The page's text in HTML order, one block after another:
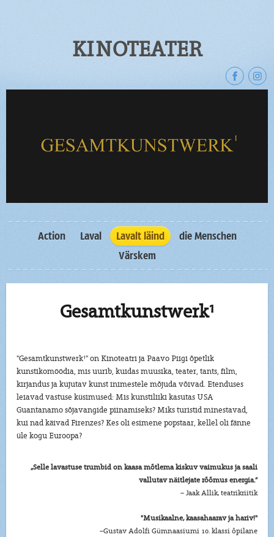
KINOTEATER
Action Laval Lavalt läind
die Menschen
Värskem
Gesamtkunstwerk¹
"Gesamtkunstwerk¹" on Kinoteatri ja Paavo Piigi õpetlik
kunstikomöödia, mis uurib, kuidas muusika, teater, tants, film,
kirjandus ja kujutav kunst inimestele mõjuda võivad. Etenduses
leiavad vastuse küsimused: Mis kunstiliiki kasutas USA
Guantanamo sõjavangide piinamiseks? Miks turistid minestavad,
kui nad käivad Firenzes? Kes oli esimene popstaar, kellel oli fänne
üle kogu Euroopa?
„Selle lavastuse trumbid on kaasa mõtlema kiskuv vaimukus ja saali
vallutav näitlejate rõõmus energia.”
– Jaak Allik, teatrikriitik
"Musikaalne, kaasahaarav ja hariv!"
–Gustav Adolfi Gümnaasiumi 10. klassi õpilane